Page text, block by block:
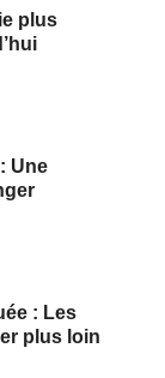
plus
Une
: Les
plus loin